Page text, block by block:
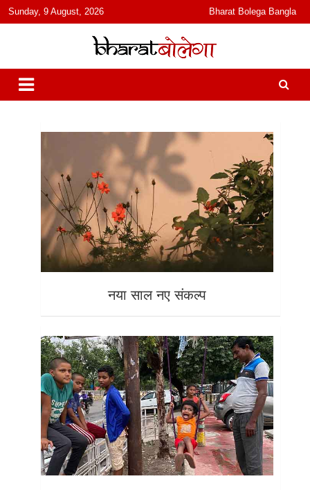
content
Sunday, 9 August, 2026 Bharat Bolega Bangla
भारत बोलेगा
हिंदी में समाचार, विचार, ऑडियो, वीडियो और फ़ीचर. भारत बोलेगा हिंदी न्यूज़ वेबसाइट
India: News, Views, Info, Trends & Podcast I जानकारी भी समझदारी भी
और पॉडकास्ट
नया साल नए संकल्प